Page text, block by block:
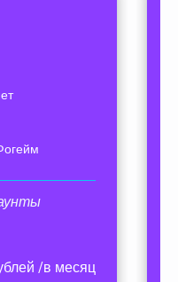
/в месяц